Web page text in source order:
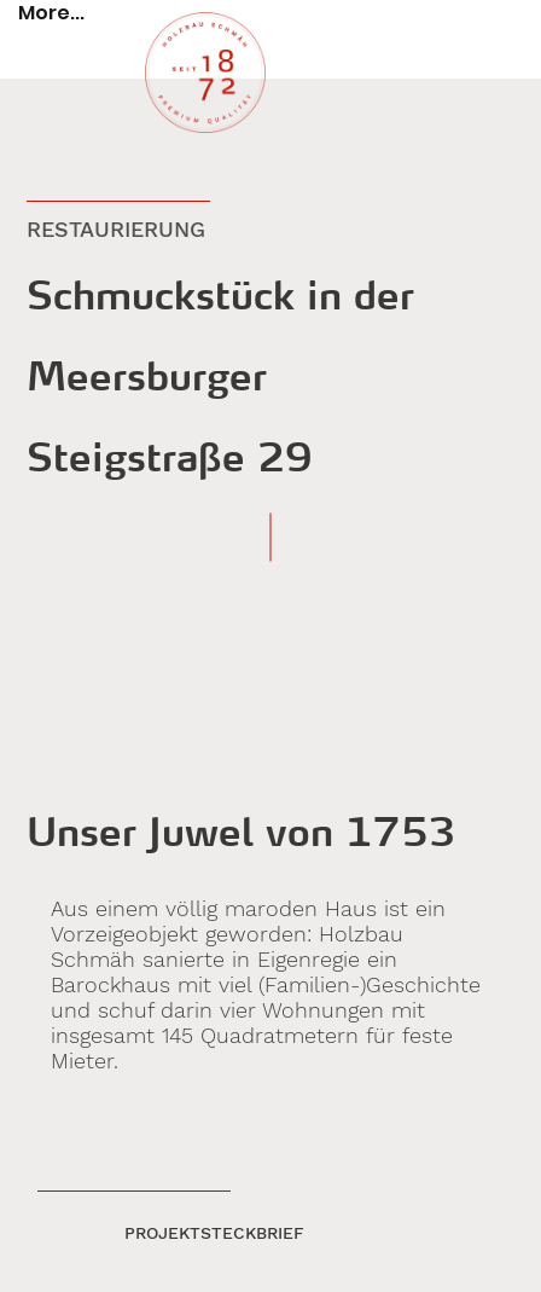
More...
RESTAURIERUNG
Schmuckstück in der
Meersburger
Steigstraße 29
Unser Juwel von 1753
Aus einem völlig maroden Haus ist ein
Vorzeigeobjekt geworden: Holzbau
Schmäh sanierte in Eigenregie ein
Barockhaus mit viel (Familien-)Geschichte
und schuf darin vier Wohnungen mit
insgesamt 145 Quadratmetern für feste
Mieter.
PROJEKTSTECKBRIEF